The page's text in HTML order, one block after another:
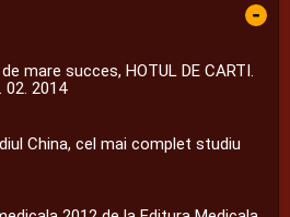
-
mare succes, HOTUL DE CARTI.
02. 2014
China, cel mai complet studiu